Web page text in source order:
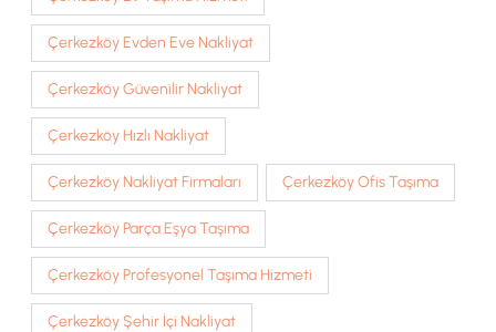
Çerkezköy Evden Eve Nakliyat
Çerkezköy Güvenilir Nakliyat
Çerkezköy Hızlı Nakliyat
Çerkezköy Nakliyat Firmaları Çerkezköy Ofis Taşıma
Çerkezköy Parça Eşya Taşıma
Çerkezköy Profesyonel Taşıma Hizmeti
Çerkezköy Şehir İçi Nakliyat